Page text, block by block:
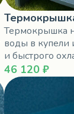
Термокрышка
воды в купели
и быстрого
46 120 ₽